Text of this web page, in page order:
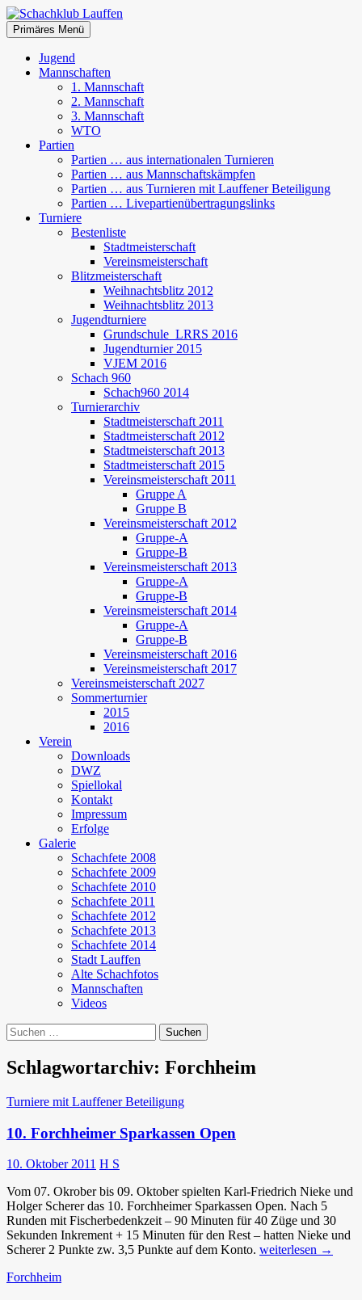
Zum
Inhalt
springen
Schachklub Lauffen
Suchen
Primäres Menü
Jugend
Mannschaften
1. Mannschaft
2. Mannschaft
3. Mannschaft
WTO
Partien
Partien … aus internationalen Turnieren
Partien … aus Mannschaftskämpfen
Partien … aus Turnieren mit Lauffener Beteiligung
Partien … Livepartienübertragungslinks
Turniere
Bestenliste
Stadtmeisterschaft
Vereinsmeisterschaft
Blitzmeisterschaft
Weihnachtsblitz 2012
Weihnachtsblitz 2013
Jugendturniere
Grundschule_LRRS 2016
Jugendturnier 2015
VJEM 2016
Schach 960
Schach960 2014
Turnierarchiv
Stadtmeisterschaft 2011
Stadtmeisterschaft 2012
Stadtmeisterschaft 2013
Stadtmeisterschaft 2015
Vereinsmeisterschaft 2011
Gruppe A
Gruppe B
Vereinsmeisterschaft 2012
Gruppe-A
Gruppe-B
Vereinsmeisterschaft 2013
Gruppe-A
Gruppe-B
Vereinsmeisterschaft 2014
Gruppe-A
Gruppe-B
Vereinsmeisterschaft 2016
Vereinsmeisterschaft 2017
Vereinsmeisterschaft 2027
Sommerturnier
2015
2016
Verein
Downloads
DWZ
Spiellokal
Kontakt
Impressum
Erfolge
Galerie
Schachfete 2008
Schachfete 2009
Schachfete 2010
Schachfete 2011
Schachfete 2012
Schachfete 2013
Schachfete 2014
Stadt Lauffen
Alte Schachfotos
Mannschaften
Videos
Suchen
nach:
Schlagwortarchiv: Forchheim
Turniere mit Lauffener Beteiligung
10. Forchheimer Sparkassen Open
10. Oktober 2011 H S
Vom 07. Okrober bis 09. Oktober spielten Karl-Friedrich Nieke und
Holger Scherer das 10. Forchheimer Sparkassen Open. Nach 5
Runden mit Fischerbedenkzeit – 90 Minuten für 40 Züge und 30
Sekunden Inkrement + 15 Minuten für den Rest – hatten Nieke und
Scherer 2 Punkte zw. 3,5 Punkte auf dem Konto. 10.
weiterlesen →
Forchheim